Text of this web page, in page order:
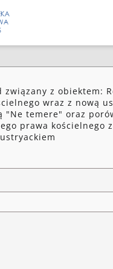
związany z obiektem:
wraz z nową
"Ne temere" oraz
prawa kościelnego